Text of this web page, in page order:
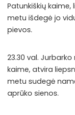
Patunkiškių
metu išdegė jo
pievos.
23.30 val.
kaime, atvira
metu sudegė
aprūko sienos.